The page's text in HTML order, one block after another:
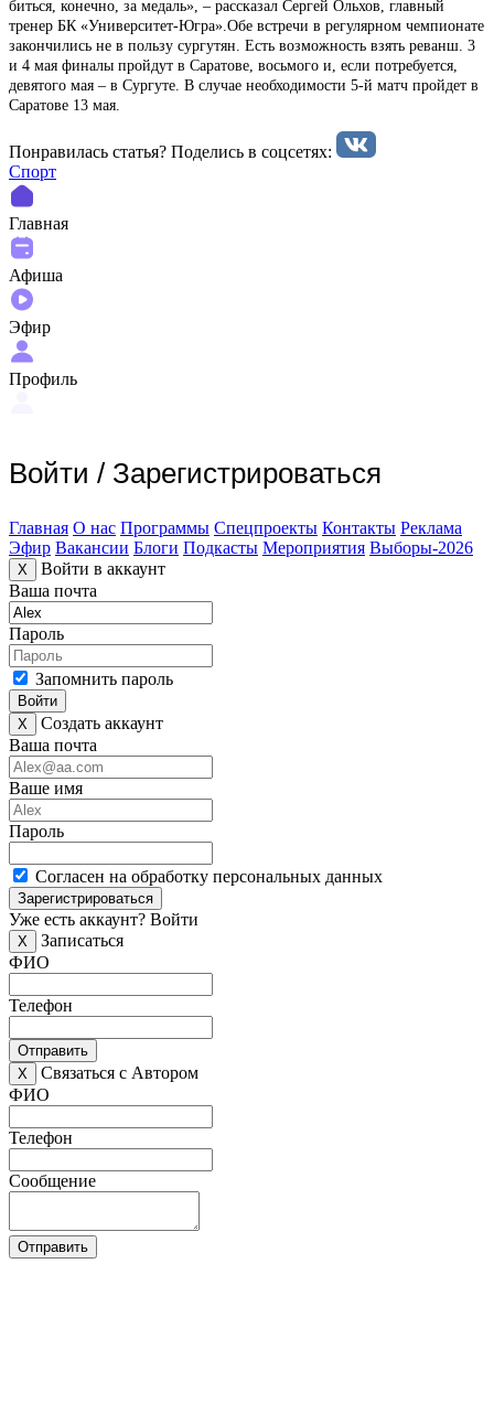
биться, конечно, за медаль», – рассказал Сергей Ольхов, главный
тренер БК «Университет-Югра».Обе встречи в регулярном чемпионате
закончились не в пользу сургутян. Есть возможность взять реванш. 3
и 4 мая финалы пройдут в Саратове, восьмого и, если потребуется,
девятого мая – в Сургуте. В случае необходимости 5-й матч пройдет в
Саратове 13 мая.
Понравилась статья? Поделиcь в соцсетях:
Спорт
Главная
Афиша
Эфир
Профиль
Войти / Зарегистрироваться
Главная О нас Программы Спецпроекты Контакты Реклама
Эфир Вакансии Блоги Подкасты Мероприятия Выборы-2026
X
Войти в аккаунт
Ваша почта
Пароль
Запомнить пароль
Войти
X
Создать аккаунт
Ваша почта
Ваше имя
Пароль
Согласен на обработку персональных данных
Зарегистрироваться
Уже есть аккаунт? Войти
X
Записаться
ФИО
Телефон
Отправить
X
Связаться с Автором
ФИО
Телефон
Сообщение
Отправить